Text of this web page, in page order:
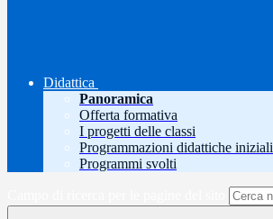
Didattica
Panoramica
Offerta formativa
I progetti delle classi
Programmazioni didattiche iniziali
Programmi svolti